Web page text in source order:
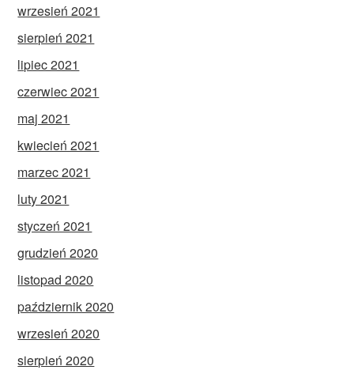
wrzesień 2021
sierpień 2021
lipiec 2021
czerwiec 2021
maj 2021
kwiecień 2021
marzec 2021
luty 2021
styczeń 2021
grudzień 2020
listopad 2020
październik 2020
wrzesień 2020
sierpień 2020